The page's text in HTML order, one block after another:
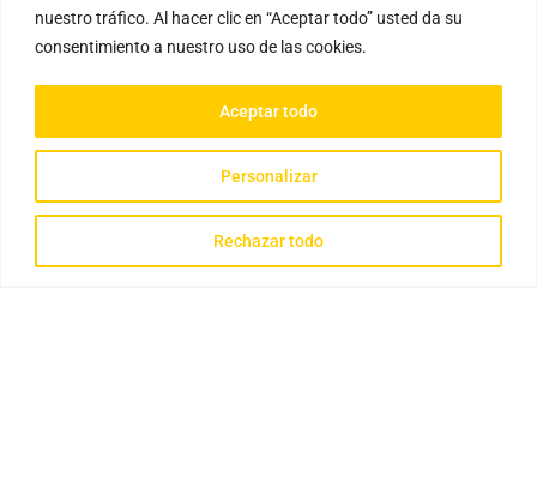
nuestro tráfico. Al hacer clic en “Aceptar todo” usted da su
consentimiento a nuestro uso de las cookies.
Personalizar
Rechazar todo
Aceptar todo